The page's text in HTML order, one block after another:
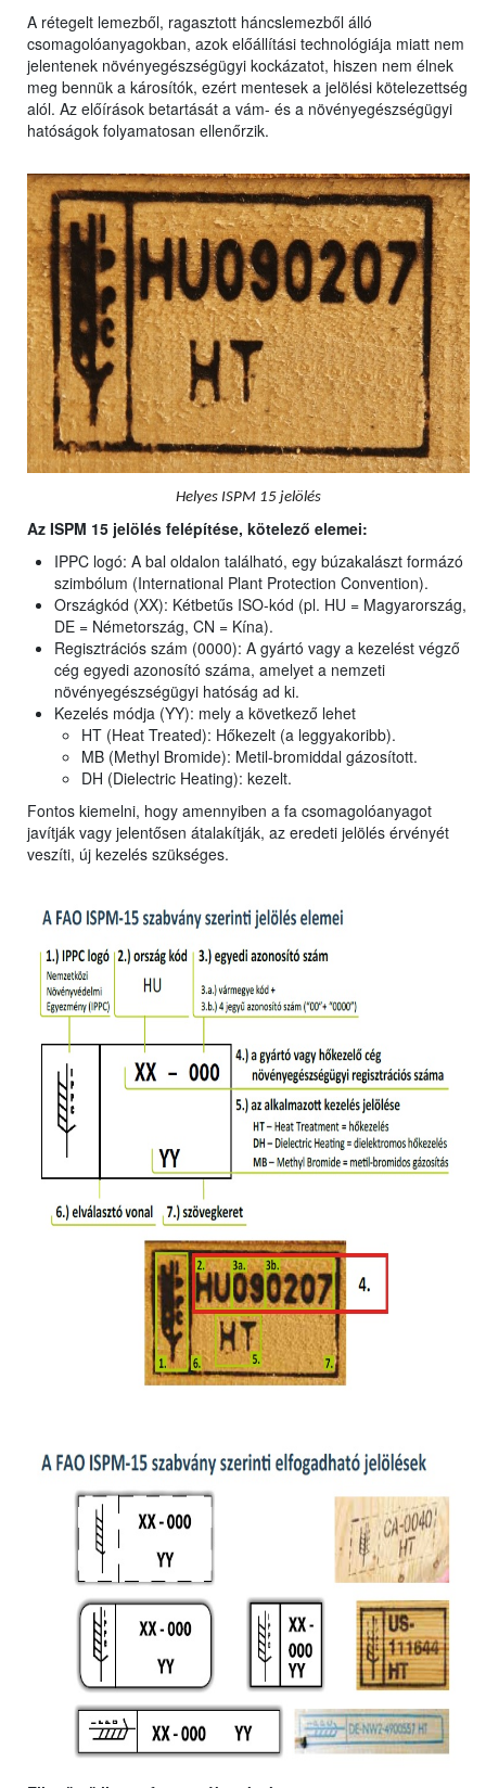
A rétegelt lemezből, ragasztott háncslemezből álló
csomagolóanyagokban, azok előállítási technológiája miatt nem
jelentenek növényegészségügyi kockázatot, hiszen nem élnek
meg bennük a károsítók, ezért mentesek a jelölési kötelezettség
alól. Az előírások betartását a vám- és a növényegészségügyi
hatóságok folyamatosan ellenőrzik.
Helyes ISPM 15 jelölés
Az ISPM 15 jelölés felépítése, kötelező elemei:
IPPC logó: A bal oldalon található, egy búzakalászt formázó
szimbólum (International Plant Protection Convention).
Országkód (XX): Kétbetűs ISO-kód (pl. HU = Magyarország,
DE = Németország, CN = Kína).
Regisztrációs szám (0000): A gyártó vagy a kezelést végző
cég egyedi azonosító száma, amelyet a nemzeti
növényegészségügyi hatóság ad ki.
Kezelés módja (YY): mely a következő lehet
HT (Heat Treated): Hőkezelt (a leggyakoribb).
MB (Methyl Bromide): Metil-bromiddal gázosított.
DH (Dielectric Heating): kezelt.
Fontos kiemelni, hogy amennyiben a fa csomagolóanyagot
javítják vagy jelentősen átalakítják, az eredeti jelölés érvényét
veszíti, új kezelés szükséges.